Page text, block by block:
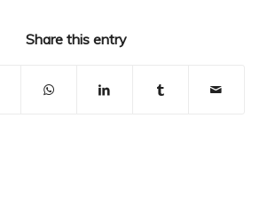
Share this entry